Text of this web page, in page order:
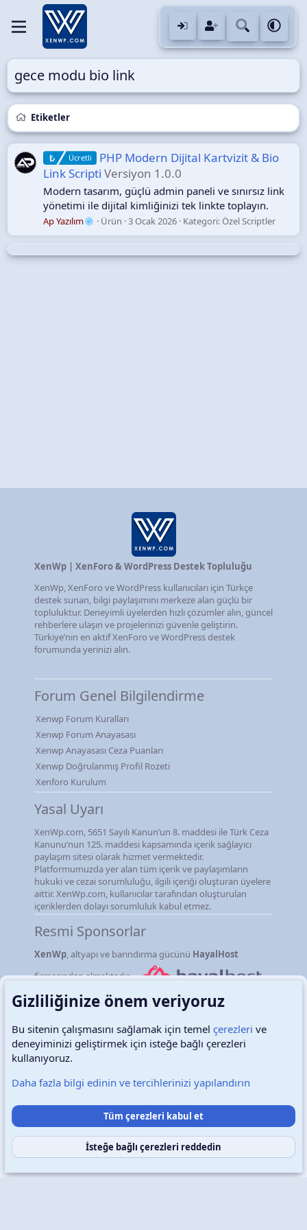
gece modu bio link
Etiketler
Ücretli
PHP Modern Dijital Kartvizit & Bio
Link Scripti Versiyon 1.0.0
Modern tasarım, güçlü admin paneli ve sınırsız link
yönetimi ile dijital kimliğinizi tek linkte toplayın.
Ap Yazılım Ürün 3 Ocak 2026 Kategori:Özel Scriptler
XenWp | XenForo & WordPress Destek Topluluğu
XenWp, XenForo ve WordPress kullanıcıları için Türkçe
destek sunan, bilgi paylaşımını merkeze alan güçlü bir
topluluktur. Deneyimli üyelerden hızlı çözümler alın, güncel
rehberlere ulaşın ve projelerinizi güvenle geliştirin.
Türkiye’nin en aktif XenForo ve WordPress destek
forumunda yerinizi alın.
Forum Genel Bilgilendirme
Xenwp Forum Kuralları
Xenwp Forum Anayasası
Xenwp Anayasası Ceza Puanları
Xenwp Doğrulanmış Profil Rozeti
Xenforo Kurulum
Yasal Uyarı
XenWp.com, 5651 Sayılı Kanun’un 8. maddesi ile Türk Ceza
Kanunu’nun 125. maddesi kapsamında içerik sağlayıcı
paylaşım sitesi olarak hizmet vermektedir.
Platformumuzda yer alan tüm içerik ve paylaşımların
hukuki ve cezai sorumluluğu, ilgili içeriği oluşturan üyelere
aittir. XenWp.com, kullanıcılar tarafından oluşturulan
içeriklerden dolayı sorumluluk kabul etmez.
Resmi Sponsorlar
XenWp, altyapı ve barındırma gücünü HayalHost
firmasından almaktadır.
Türkçe (TR) Çerezler
Destek talepleri Bize ulaşın Şartlar ve kurallar
Gizlilik politikası Yardım Ana sayfa
S
Copyright © 2026 XenWp Telif Hakları Saklıdır
Gizliliğinize önem veriyoruz
Bu sitenin çalışmasını sağlamak için temel çerezleri ve
deneyiminizi geliştirmek için isteğe bağlı çerezleri
kullanıyoruz.
Daha fazla bilgi edinin ve tercihlerinizi yapılandırın
Tüm çerezleri kabul et
İsteğe bağlı çerezleri reddedin